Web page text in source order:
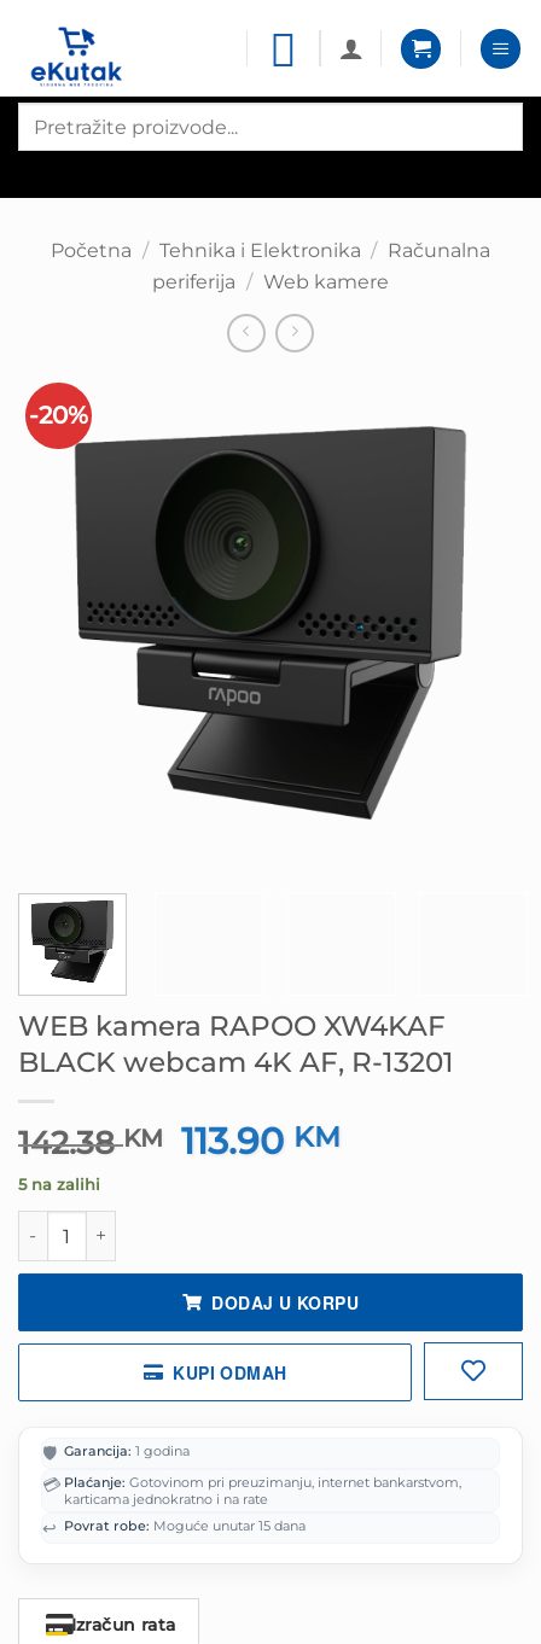
content
search
Početna / Tehnika i Elektronika / Računalna
periferija / Web kamere
-20%
WEB kamera RAPOO XW4KAF
BLACK webcam 4K AF, R-13201
142.38KM
Izvorna
cijena
113.90 KM
5 na zalihi
WEB kamera RAPOO XW4KAF BLACK webcam 4K AF,
DODAJ U KORPU
KUPI ODMAH
🛡️ Garancija: 1 godina
💳 Plaćanje: Gotovinom pri preuzimanju, internet bankarstvom,
karticama jednokratno i na rate
↩️ Povrat robe: Moguće unutar 15 dana
Izračun rata